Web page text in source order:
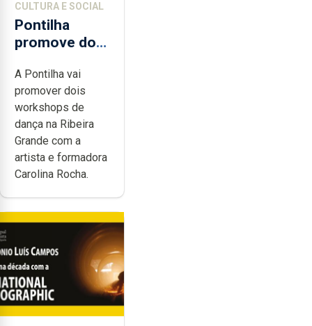
CULTURA E SOCIAL
Pontilha
promove dois
dança
A Pontilha vai
promover dois
workshops de
dança na Ribeira
Grande com a
artista e formadora
Carolina Rocha.